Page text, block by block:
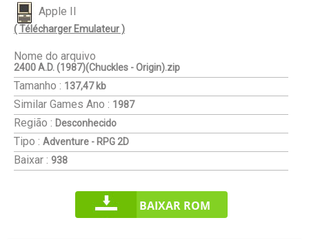
Apple II
( Télécharger Emulateur )
Nome do arquivo
2400 A.D. (1987)(Chuckles - Origin).zip
Tamanho : 137,47 kb
Similar Games Ano : 1987
Região : Desconhecido
Tipo : Adventure - RPG 2D
Baixar : 938
BAIXAR ROM